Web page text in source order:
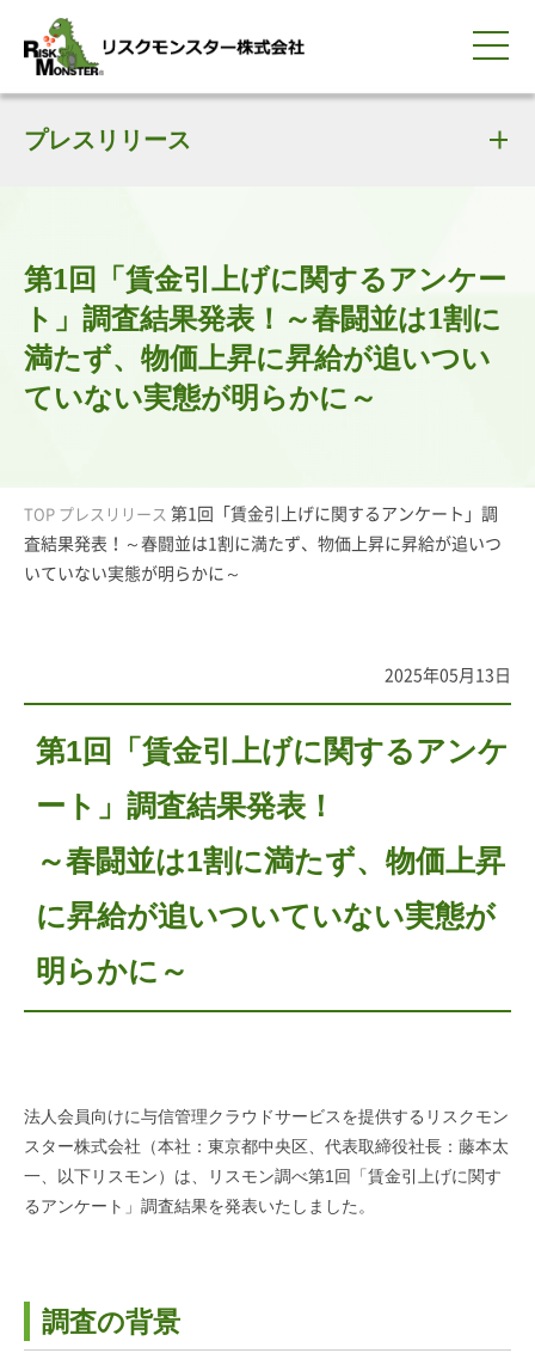
サービス紹介
選ばれる理由
知る・学ぶ
導入事例
企業情報
採用情報
IR情報
お問い合わせ
0120-259-440
平日9:00-18:00(土日祝除く)
プレスリリース
第1回「賃金引上げに関するアンケー
ト」調査結果発表！～春闘並は1割に
満たず、物価上昇に昇給が追いつい
ていない実態が明らかに～
TOP プレスリリース 第1回「賃金引上げに関するアンケート」調
査結果発表！～春闘並は1割に満たず、物価上昇に昇給が追いつ
いていない実態が明らかに～
2025年05月13日
第1回「賃金引上げに関するアンケ
ート」調査結果発表！
～春闘並は1割に満たず、物価上昇
に昇給が追いついていない実態が
明らかに～
法人会員向けに与信管理クラウドサービスを提供するリスクモン
スター株式会社（本社：東京都中央区、代表取締役社長：藤本太
一、以下リスモン）は、リスモン調べ第1回「賃金引上げに関す
るアンケート」調査結果を発表いたしました。
調査の背景